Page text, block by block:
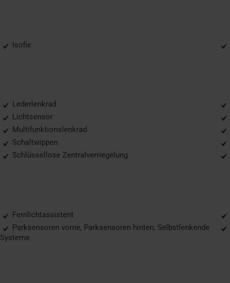
Isofix
Lederlenkrad
Lichtsensor
Multifunktionslenkrad
Schaltwippen
Schlüssellose Zentralverriegelung
Fernlichtassistent
Parksensoren vorne, Parksensoren hinten, Selbstlenkende
Systeme